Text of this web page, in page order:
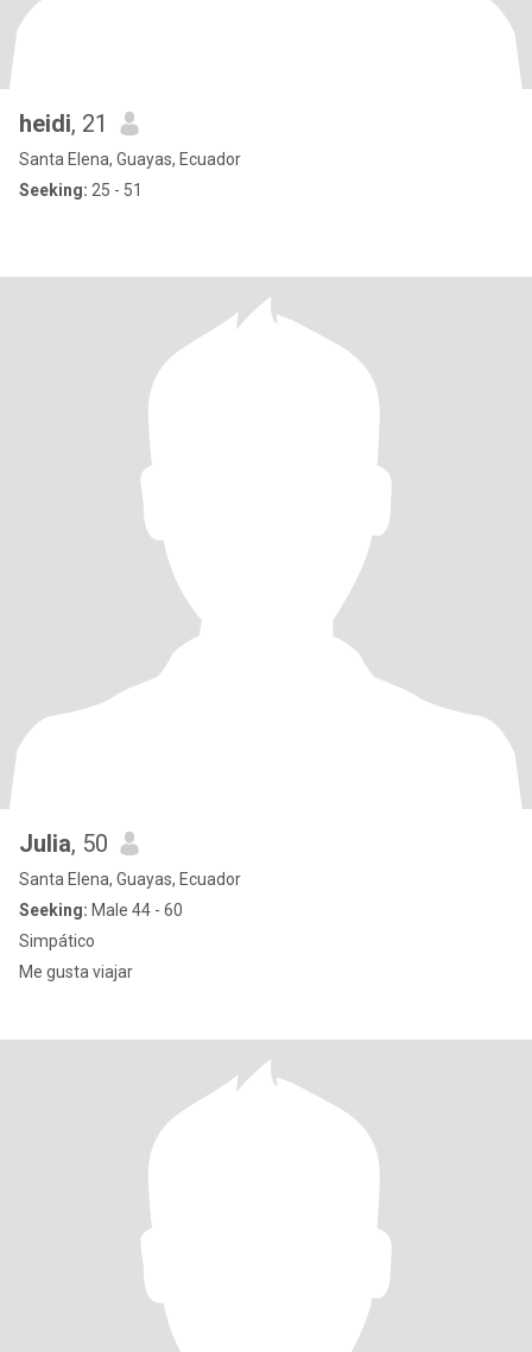
heidi, 21
Santa Elena, Guayas, Ecuador
Seeking: 25 - 51
Julia, 50
Santa Elena, Guayas, Ecuador
Seeking: Male 44 - 60
Simpático
Me gusta viajar